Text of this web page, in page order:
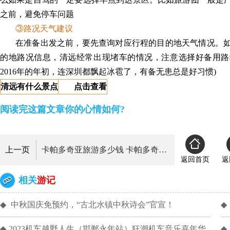
之前，避免停车问题
③路况天气建议
在准备出发之前，要先查询对应行程的目的地天气情况。
的地路况信息，清远经常出现堵车的情况，注意选择好备用
2016年的年初，连深圳都飘起冰雹了，有备无患总是好习惯)
清远有什么景点
点击查看
阅读完这篇文章你的心情如何?
上一页 卡帕多奇亚旅游多少钱 卡帕多奇亚旅游攻略
返回首页
相关游记
◆ 中秋国庆免预约，“古北水镇中秋诗会”官宣！ ◆